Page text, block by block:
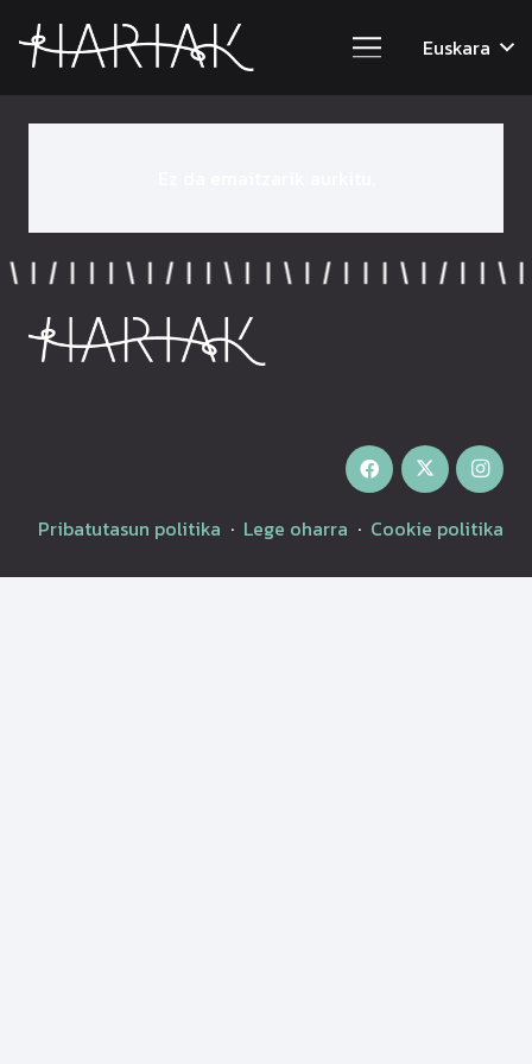
Euskara
Pribatutasun politika · Lege oharra · Cookie politika